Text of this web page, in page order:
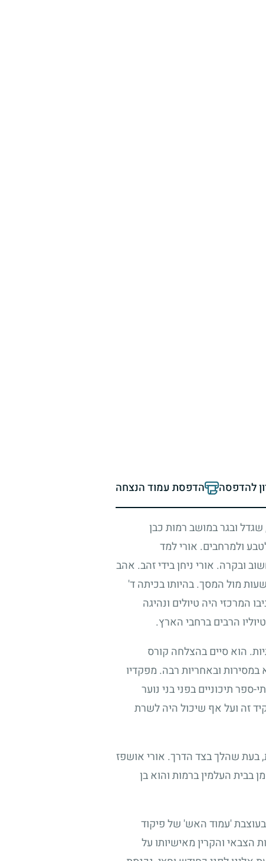
להדפסה הדפסת עמוד הנצחה
שגדל ובגר במושב רמות כבן
ולמרחבים. אורי למד
ובקרה. אורי ניחן בידי זהב. אהב
מול המסך. בהיותו בכיתה ד'
המרכזי היה טיולים ונהיגה
הרבים ברחבי הארץ.
הוא סיים בהצלחה קורס
ובאחריות רבה. מפקדיו
תיכוניים בפני בני נוער
זה ועל אף שיכול היה לשרת
בעת שהלך בצד הדרך. אורי אושפז
בבית העלמין ברמות והוא בן
'עמוד האש' של פיקוד
הצבאי והקרין מאישיותו על